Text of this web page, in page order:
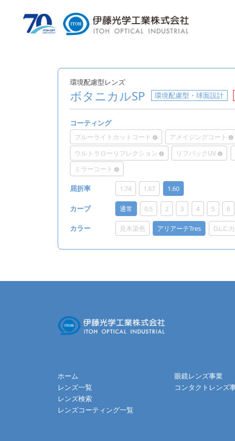
環境配慮型レンズ
ボタニカルSP 環境配慮型・球面設計
コーティング
ブルーライトカットコート アメイジングコート
ウルトラローリフレクション
リフバックUV
ミラーコート
屈折率 1.74 1.67 1.60
カーブ 通常 0.5 2 3 4 5 6
カラー 見本染色 アリアーテTres D.L.C.
ホーム
レンズ一覧
レンズ検索
レンズコーティング一覧
眼鏡レンズ事業
コンタクトレンズ